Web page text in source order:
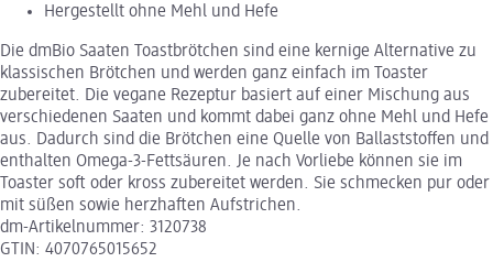
Hergestellt ohne Mehl und Hefe
Die dmBio Saaten Toastbrötchen sind eine kernige Alternative zu
klassischen Brötchen und werden ganz einfach im Toaster
zubereitet. Die vegane Rezeptur basiert auf einer Mischung aus
verschiedenen Saaten und kommt dabei ganz ohne Mehl und Hefe
aus. Dadurch sind die Brötchen eine Quelle von Ballaststoffen und
enthalten Omega-3-Fettsäuren. Je nach Vorliebe können sie im
Toaster soft oder kross zubereitet werden. Sie schmecken pur oder
mit süßen sowie herzhaften Aufstrichen.
dm-Artikelnummer: 3120738
GTIN: 4070765015652